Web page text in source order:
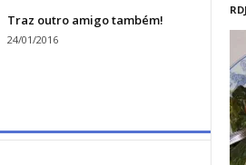
Traz outro amigo também!
24/01/2016
RDJ